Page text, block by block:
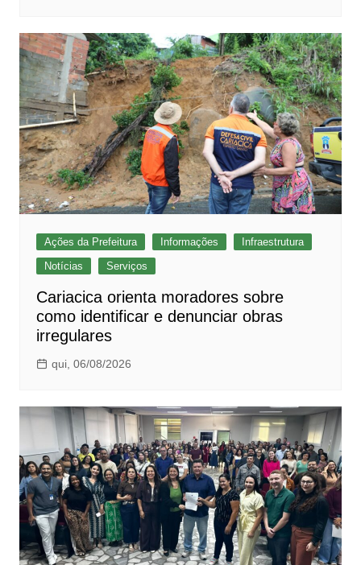
Ações da Prefeitura Informações
Infraestrutura
Notícias
Serviços
Cariacica orienta moradores sobre
como identificar e denunciar obras
irregulares
qui, 06/08/2026